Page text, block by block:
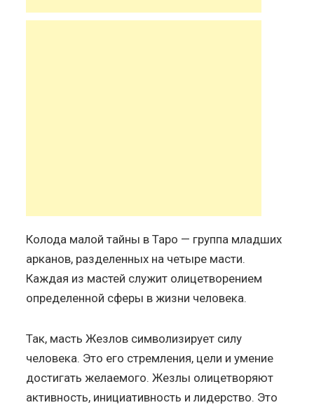
Колода малой тайны в Таро — группа младших
арканов, разделенных на четыре масти.
Каждая из мастей служит олицетворением
определенной сферы в жизни человека.
Так, масть Жезлов символизирует силу
человека. Это его стремления, цели и умение
достигать желаемого. Жезлы олицетворяют
активность, инициативность и лидерство. Это